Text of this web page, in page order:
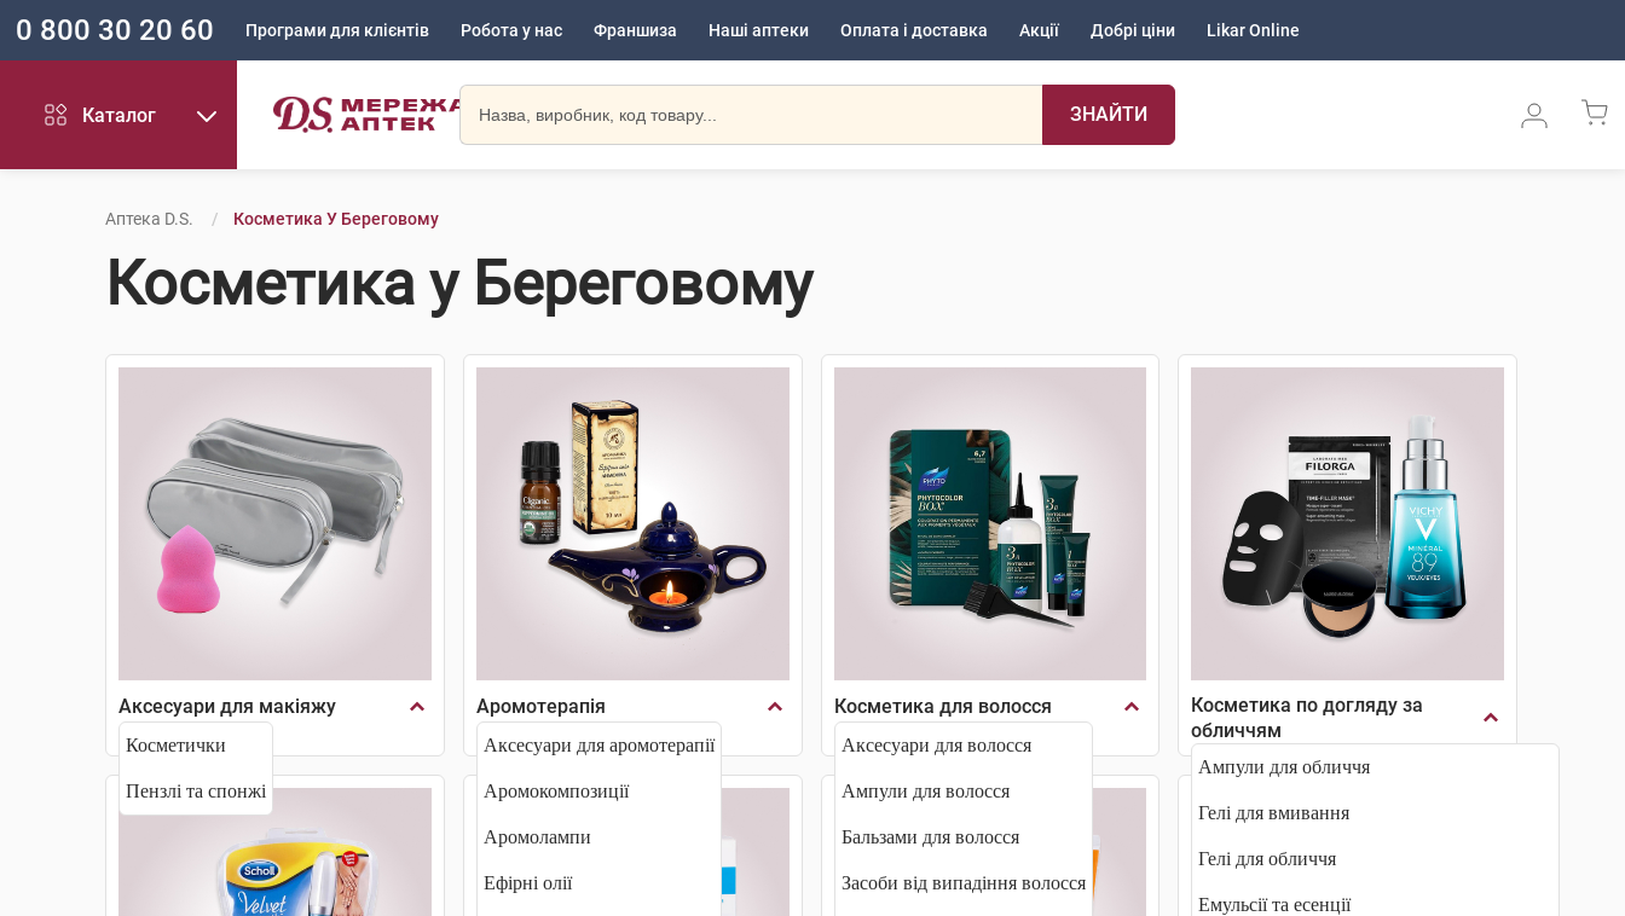
0 800 30 20 60 Програми для клієнтів Робота у нас Франшиза Наші аптеки Оплата і доставка Акції Добрі ціни Likar Online
Каталог ЗНАЙТИ
Аптека D.S. Косметика У Береговому
Косметика у Береговому
Аксесуари для макіяжу
Косметички
Пензлі та спонжі
Аромотерапія
Аксесуари для аромотерапії
Аромокомпозиції
Аромолампи
Ефірні олії
Косметика для волосся
Аксесуари для волосся
Ампули для волосся
Бальзами для волосся
Засоби від випадіння волосся
Косметика по догляду за
обличчям
Ампули для обличчя
Гелі для вмивання
Гелі для обличчя
Емульсії та есенції